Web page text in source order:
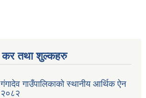
कर तथा शुल्कहरु
गंगादेव गाउँपालिकाको स्थानीय आर्थिक ऐन
२०८२